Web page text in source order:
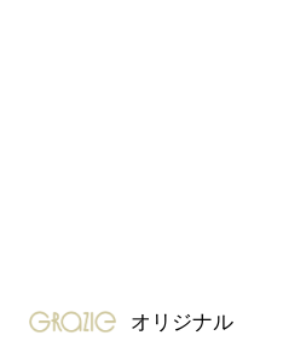
gravure-grazie
オリジナル